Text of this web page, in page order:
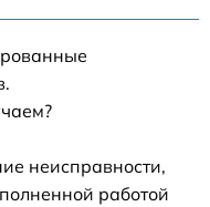
неисправности,
работой